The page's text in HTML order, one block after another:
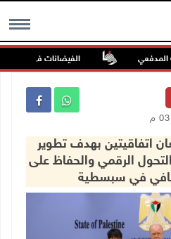
MENU
الفيضانات في ولاية آسام الهندية
اتفاقيتين بهدف تطوير
والتحول الرقمي والحفاظ على
في سبسطية